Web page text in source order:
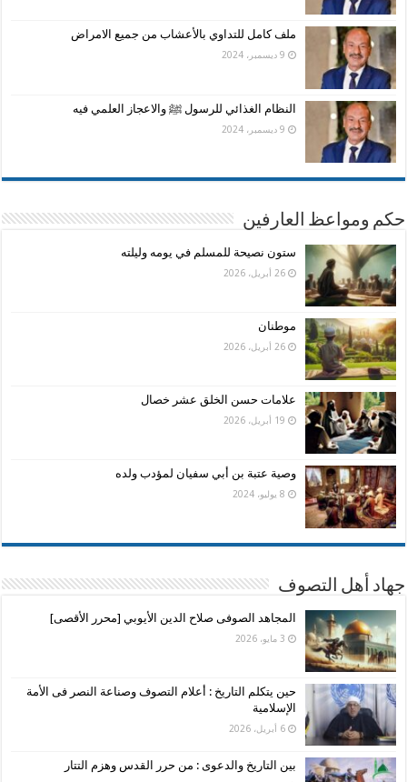
ملف كامل للتداوي بالأعشاب من جميع الامراض
9 ديسمبر، 2024
النظام الغذائي للرسول ﷺ والاعجاز العلمي فيه
9 ديسمبر، 2024
حكم ومواعظ العارفين
ستون نصيحة للمسلم في يومه وليلته
26 أبريل، 2026
موطنان
26 أبريل، 2026
علامات حسن الخلق عشر خصال
19 أبريل، 2026
وصية عتبة بن أبي سفيان لمؤدب ولده
8 يوليو، 2024
جهاد أهل التصوف
المجاهد الصوفى صلاح الدين الأيوبي [محرر الأقصى]
3 مايو، 2026
حين يتكلم التاريخ : أعلام التصوف وصناعة النصر فى الأمة
الإسلامية
6 أبريل، 2026
بين التاريخ والدعوى : من حرر القدس وهزم التتار